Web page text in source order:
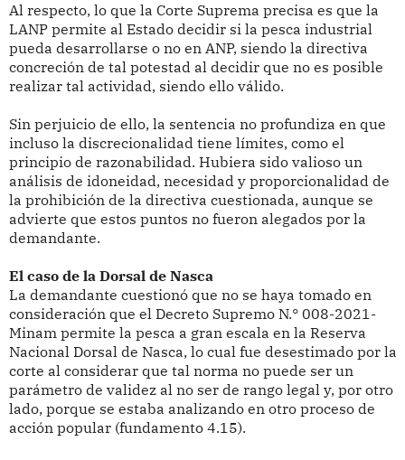
Al respecto, lo que la Corte Suprema precisa es que la
LANP permite al Estado decidir si la pesca industrial
pueda desarrollarse o no en ANP, siendo la directiva
concreción de tal potestad al decidir que no es posible
realizar tal actividad, siendo ello válido.
Sin perjuicio de ello, la sentencia no profundiza en que
incluso la discrecionalidad tiene límites, como el
principio de razonabilidad. Hubiera sido valioso un
análisis de idoneidad, necesidad y proporcionalidad de
la prohibición de la directiva cuestionada, aunque se
advierte que estos puntos no fueron alegados por la
demandante.
El caso de la Dorsal de Nasca
La demandante cuestionó que no se haya tomado en
consideración que el Decreto Supremo N.° 008-2021-
Minam permite la pesca a gran escala en la Reserva
Nacional Dorsal de Nasca, lo cual fue desestimado por la
corte al considerar que tal norma no puede ser un
parámetro de validez al no ser de rango legal y, por otro
lado, porque se estaba analizando en otro proceso de
acción popular (fundamento 4.15).